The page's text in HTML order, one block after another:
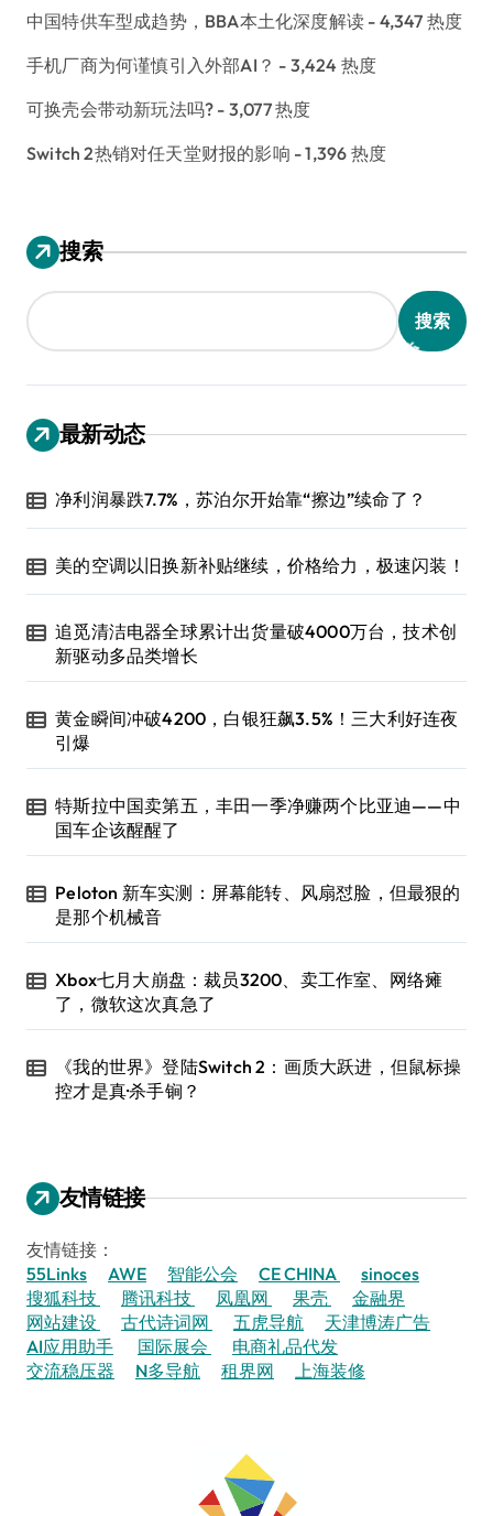
中国特供车型成趋势，BBA本土化深度解读 - 4,347 热度
手机厂商为何谨慎引入外部AI？ - 3,424 热度
可换壳会带动新玩法吗? - 3,077 热度
Switch 2热销对任天堂财报的影响 - 1,396 热度
搜索
搜索
最新动态
净利润暴跌7.7%，苏泊尔开始靠“擦边”续命了？
美的空调以旧换新补贴继续，价格给力，极速闪装！
追觅清洁电器全球累计出货量破4000万台，技术创
新驱动多品类增长
黄金瞬间冲破4200，白银狂飙3.5%！三大利好连夜
引爆
特斯拉中国卖第五，丰田一季净赚两个比亚迪——中
国车企该醒醒了
Peloton 新车实测：屏幕能转、风扇怼脸，但最狠的
是那个机械音
Xbox七月大崩盘：裁员3200、卖工作室、网络瘫
了，微软这次真急了
《我的世界》登陆Switch 2：画质大跃进，但鼠标操
控才是真·杀手锏？
友情链接
友情链接：
55Links
AWE 智能公会 CE CHINA
sinoces
搜狐科技
腾讯科技 凤凰网 果壳
金融界
网站建设
古代诗词网 五虎导航
天津博涛广告
AI应用助手
国际展会
电商礼品代发
交流稳压器
N多导航 租界网 上海装修